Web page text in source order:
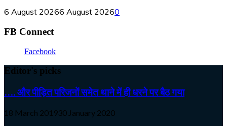
6 August 20266 August 20260
FB Connect
Facebook
Editor's picks
…. और पीड़ित परिजनों समेत थाने में ही धरने पर बैठ गया
18 March 201930 January 2020